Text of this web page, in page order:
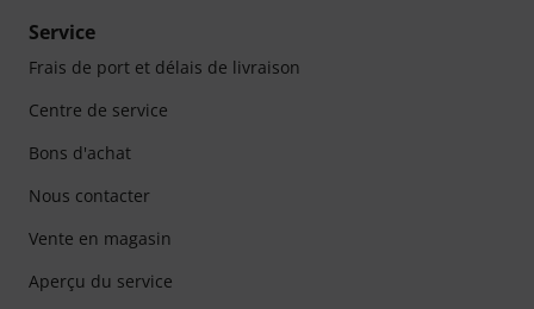
Service
Frais de port et délais de livraison
Centre de service
Bons d'achat
Nous contacter
Vente en magasin
Aperçu du service